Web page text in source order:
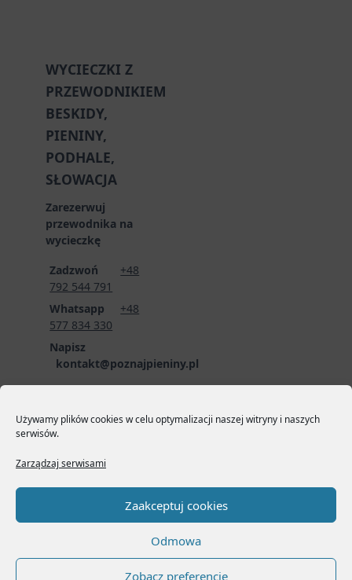
Używamy plików cookies w celu optymalizacji naszej witryny i naszych
serwisów.
Zarządzaj serwisami
Zaakceptuj cookies
Odmowa
Zobacz preferencje
WYCIECZKI Z
PRZEWODNIKIEM
BESKIDY,
PIENINY,
PODHALE,
SŁOWACJA
Zarezerwuj
przewodnika na
wycieczkę
Zadzwoń +48
792 544 791
Whatsapp +48
577 834 330
Napisz
kontakt@poznajpieniny.pl
cennik usług
poprzez formularz